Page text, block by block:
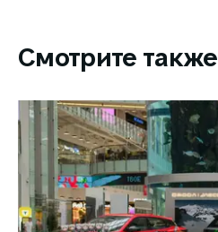
Смотрите также